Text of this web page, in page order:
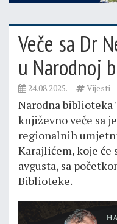
Veče sa Dr
u Narodnoj
24.08.2025. Vijesti
Narodna biblioteka
književno veče sa
regionalnih
Кarajlićem, koje će
avgusta, sa
Biblioteke.